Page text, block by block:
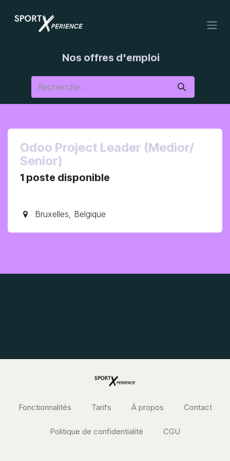
Nos offres d'emploi
Odoo Project Leader (Medior/
Senior)
1 poste disponible
Bruxelles, Belgique
Fonctionnalités Tarifs À propos Contact
Politique de confidentialité CGU